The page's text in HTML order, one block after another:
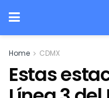
Home CDMX
Estas